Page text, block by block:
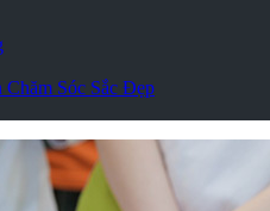
Sóc Sắc Đẹp